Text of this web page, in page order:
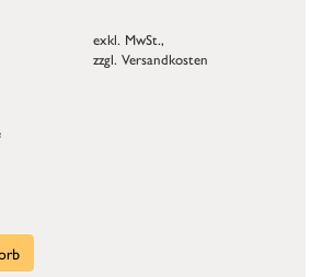
exkl. MwSt.,
zzgl. Versandkosten